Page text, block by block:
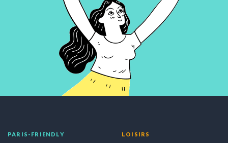
PARIS-FRIENDLY LOISIRS